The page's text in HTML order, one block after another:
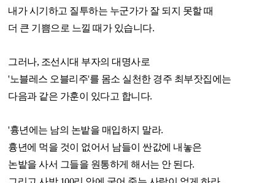
내가 시기하고 질투하는 누군가가 잘 되지 못할 때
더 큰 기쁨으로 느낄 때가 있습니다.
그러나, 조선시대 부자의 대명사로
'노블레스 오블리주'를 몸소 실천한 경주 최부잣집에는
다음과 같은 가훈이 있다고 합니다.
'흉년에는 남의 논밭을 매입하지 말라.
흉년에 먹을 것이 없어서 남들이 싼값에 내놓은
논밭을 사서 그들을 원통하게 해서는 안 된다.